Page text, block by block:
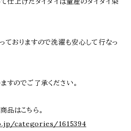
ておりますので洗濯も安心して行なっ
のでご了承ください。
品はこちら。
categories/1615394